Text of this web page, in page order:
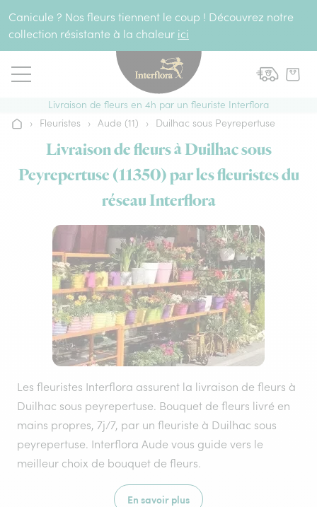
Canicule ? Nos fleurs tiennent le coup ! Découvrez notre
collection résistante à la chaleur ici
Livraison de fleurs en 4h par un fleuriste Interflora
Accueil
› Fleuristes › Aude (11) › Duilhac sous Peyrepertuse
Livraison de fleurs à Duilhac sous
Peyrepertuse (11350) par les fleuristes du
réseau Interflora
Les fleuristes Interflora assurent la livraison de fleurs à
Duilhac sous peyrepertuse. Bouquet de fleurs livré en
mains propres, 7j/7, par un fleuriste à Duilhac sous
peyrepertuse. Interflora Aude vous guide vers le
meilleur choix de bouquet de fleurs.
En savoir plus